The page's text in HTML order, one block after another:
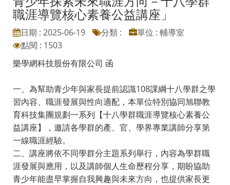
職涯導覽核心素養公益講座」
日期 : 2025-06-19 分類 :
單位 : 輔導室
點閱 : 1503
樂學網科技股份有限公司 函
一、為幫助青少年與家長提前認識108課綱十八學群之學
習內容、職涯發展與性向適配，本單位特別協同旭聯教
育科技集團規劃一系列【十八學群職涯導覽核心素養公
益講座】，邀請各學群的產、官、學界專業講師分享第
一線職涯經驗。
二、講座將依不同學群分主題系列舉行，內容為學群職
涯發展與應用，以及講師個人生命歷程分享，期盼協助
青少年能盡早掌握自我興趣與未來方向，也提供家長更